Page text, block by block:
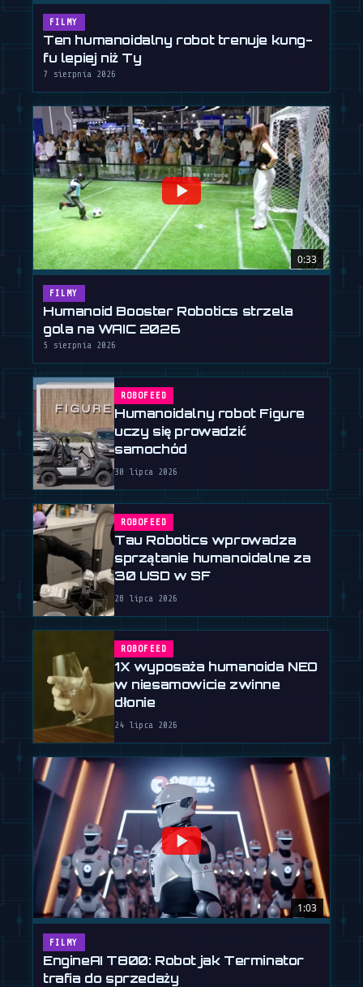
FILMY
Ten humanoidalny robot trenuje kung-
fu lepiej niż Ty
7 sierpnia 2026
0:33
FILMY
Humanoid Booster Robotics strzela
gola na WAIC 2026
5 sierpnia 2026
ROBOFEED
Humanoidalny robot Figure
uczy się prowadzić
samochód
30 lipca 2026
ROBOFEED
Tau Robotics wprowadza
sprzątanie humanoidalne za
30 USD w SF
28 lipca 2026
ROBOFEED
1X wyposaża humanoida NEO
w niesamowicie zwinne
dłonie
24 lipca 2026
1:03
FILMY
EngineAI T800: Robot jak Terminator
trafia do sprzedaży